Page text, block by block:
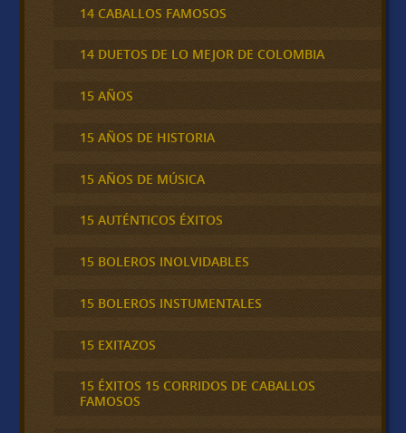
14 CABALLOS FAMOSOS
14 DUETOS DE LO MEJOR DE COLOMBIA
15 AÑOS
15 AÑOS DE HISTORIA
15 AÑOS DE MÚSICA
15 AUTÉNTICOS ÉXITOS
15 BOLEROS INOLVIDABLES
15 BOLEROS INSTUMENTALES
15 EXITAZOS
15 ÉXITOS 15 CORRIDOS DE CABALLOS
FAMOSOS